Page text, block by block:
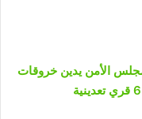
الأمن يدين خروقات